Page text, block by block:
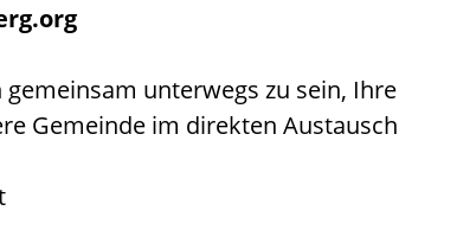
unterwegs zu sein, Ihre
Gemeinde im direkten Austausch